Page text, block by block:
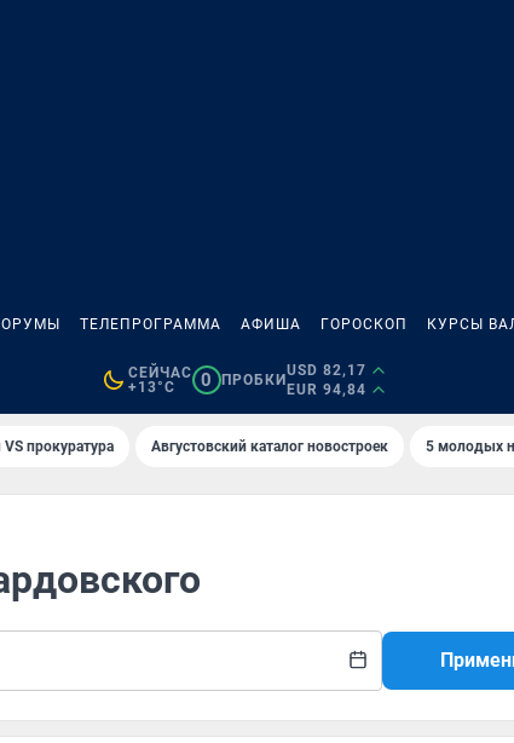
ТЕЛЕПРОГРАММА АФИША ГОРОСКОП КУРСЫ
СЕЙЧАС
+13°C
0 ПРОБКИ
USD 82,17
EUR 94,84
прокуратура Августовский каталог новостроек 5 молодых